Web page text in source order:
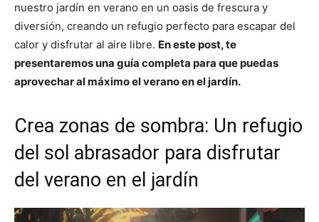
nuestro jardín en verano en un oasis de frescura y
diversión, creando un refugio perfecto para escapar del
calor y disfrutar al aire libre. En este post, te
presentaremos una guía completa para que puedas
aprovechar al máximo el verano en el jardín.
Crea zonas de sombra: Un refugio
del sol abrasador para disfrutar
del verano en el jardín